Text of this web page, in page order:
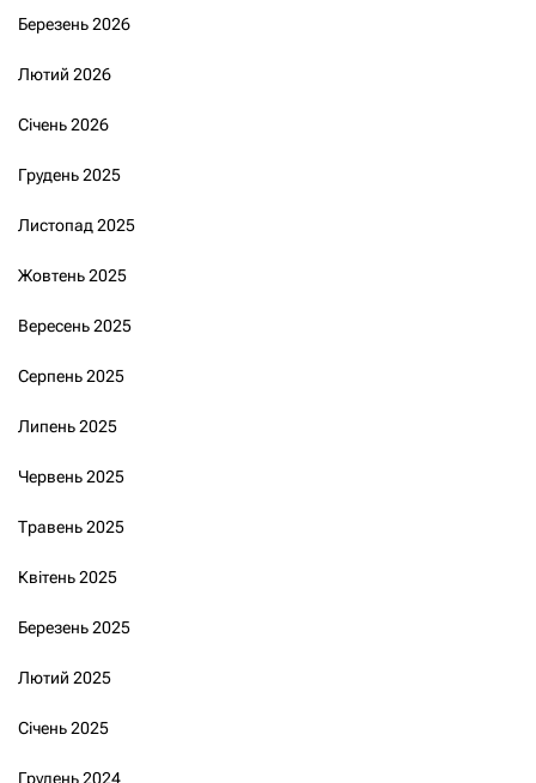
Березень 2026
Лютий 2026
Січень 2026
Грудень 2025
Листопад 2025
Жовтень 2025
Вересень 2025
Серпень 2025
Липень 2025
Червень 2025
Травень 2025
Квітень 2025
Березень 2025
Лютий 2025
Січень 2025
Грудень 2024